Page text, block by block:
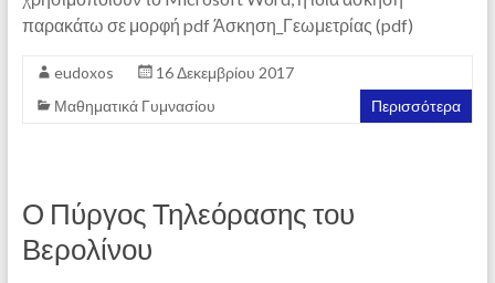
παρακάτω σε μορφή pdf Άσκηση_Γεωμετρίας (pdf)
eudoxos
16 Δεκεμβρίου 2017
Μαθηματικά Γυμνασίου
Περισσότερα
Ο Πύργος Τηλεόρασης του
Βερολίνου